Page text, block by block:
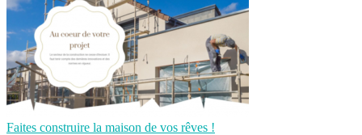
Faites construire la maison de vos rêves !